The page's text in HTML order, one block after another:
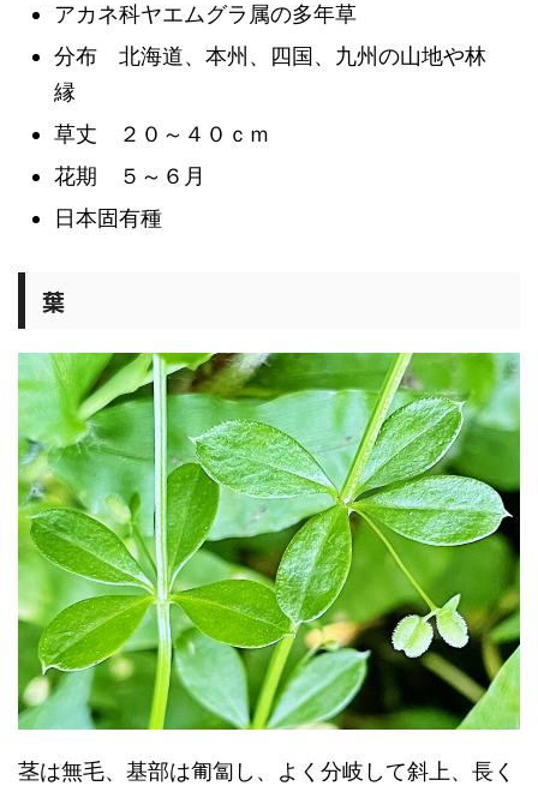
アカネ科ヤエムグラ属の多年草
分布 北海道、本州、四国、九州の山地や林
縁
草丈 ２０～４０ｃｍ
花期 ５～６月
日本固有種
葉
茎は無毛、基部は匍匐し、よく分岐して斜上、長く